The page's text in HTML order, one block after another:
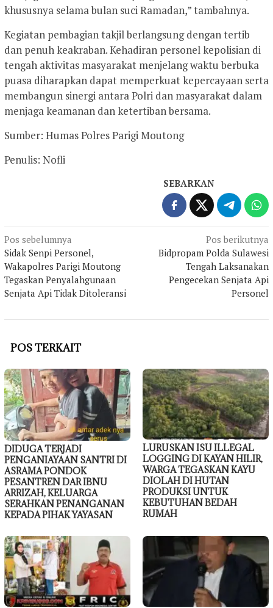
khususnya selama bulan suci Ramadan,” tambahnya.
Kegiatan pembagian takjil berlangsung dengan tertib
dan penuh keakraban. Kehadiran personel kepolisian di
tengah aktivitas masyarakat menjelang waktu berbuka
puasa diharapkan dapat memperkuat kepercayaan serta
membangun sinergi antara Polri dan masyarakat dalam
menjaga keamanan dan ketertiban bersama.
Sumber: Humas Polres Parigi Moutong
Penulis: Nofli
SEBARKAN
Navigasi
pos
Pos sebelumnya
Sidak Senpi Personel,
Wakapolres Parigi Moutong
Tegaskan Penyalahgunaan
Senjata Api Tidak Ditoleransi
Pos berikutnya
Bidpropam Polda Sulawesi
Tengah Laksanakan
Pengecekan Senjata Api
Personel
POS TERKAIT
DIDUGA TERJADI
PENGANIAYAAN SANTRI DI
ASRAMA PONDOK
PESANTREN DAR IBNU
ARRIZAH, KELUARGA
SERAHKAN PENANGANAN
KEPADA PIHAK YAYASAN
LURUSKAN ISU ILLEGAL
LOGGING DI KAYAN HILIR,
WARGA TEGASKAN KAYU
DIOLAH DI HUTAN
PRODUKSI UNTUK
KEBUTUHAN BEDAH
RUMAH